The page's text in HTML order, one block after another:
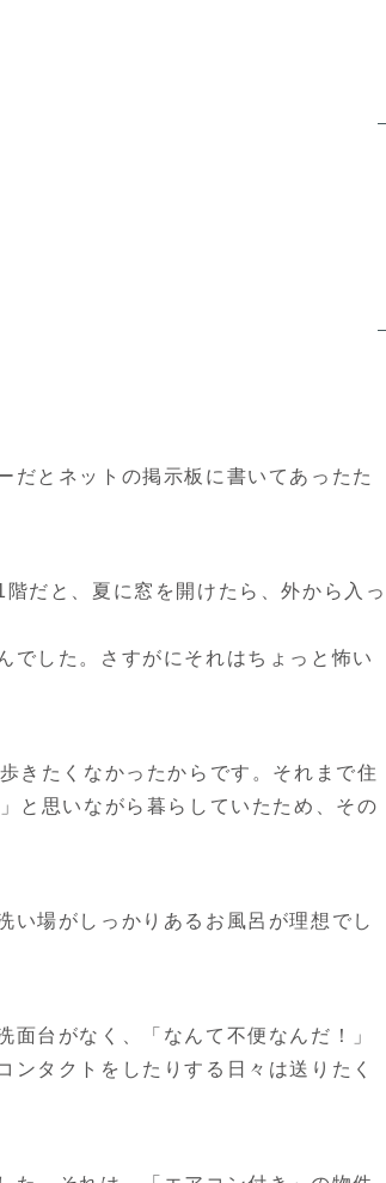
だとネットの掲示板に書いてあったた
だと、夏に窓を開けたら、外から入っ
でした。さすがにそれはちょっと怖い
きたくなかったからです。それまで住
と思いながら暮らしていたため、その
い場がしっかりあるお風呂が理想でし
台がなく、「なんて不便なんだ！」
タクトをしたりする日々は送りたく